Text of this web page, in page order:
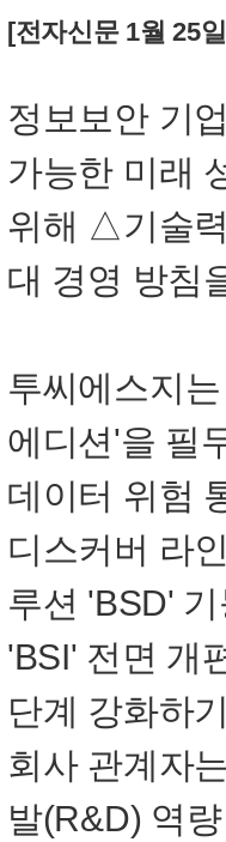
[전자신문 1월 25
정보보안 기
가능한 미래
위해 △기술
대 경영 방침
투씨에스지
에디션'을 필
데이터 위험
디스커버 라
루션 'BSD'
'BSI' 전면 개
단계 강화하
회사 관계자
발(R&D) 역